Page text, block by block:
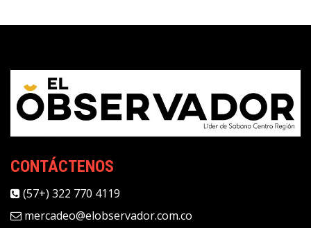
CONTÁCTENOS
(57+) 322 770 4119
mercadeo@elobservador.com.co